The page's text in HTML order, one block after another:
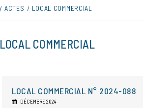
ACTES LOCAL COMMERCIAL
LOCAL COMMERCIAL
LOCAL COMMERCIAL N° 2024-088
DÉCEMBRE 2024